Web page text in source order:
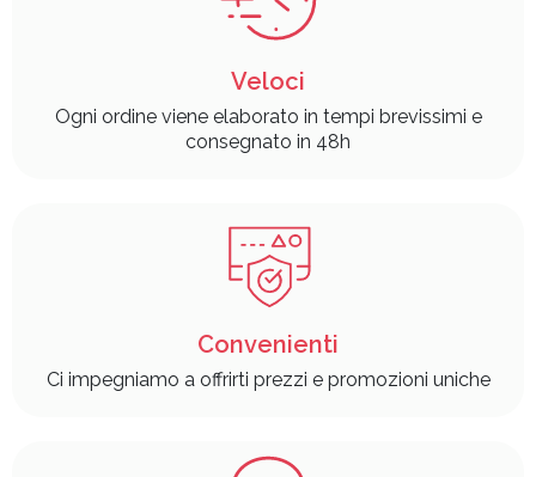
Veloci
Ogni ordine viene elaborato in tempi brevissimi e
consegnato in 48h
Convenienti
Ci impegniamo a offrirti prezzi e promozioni uniche